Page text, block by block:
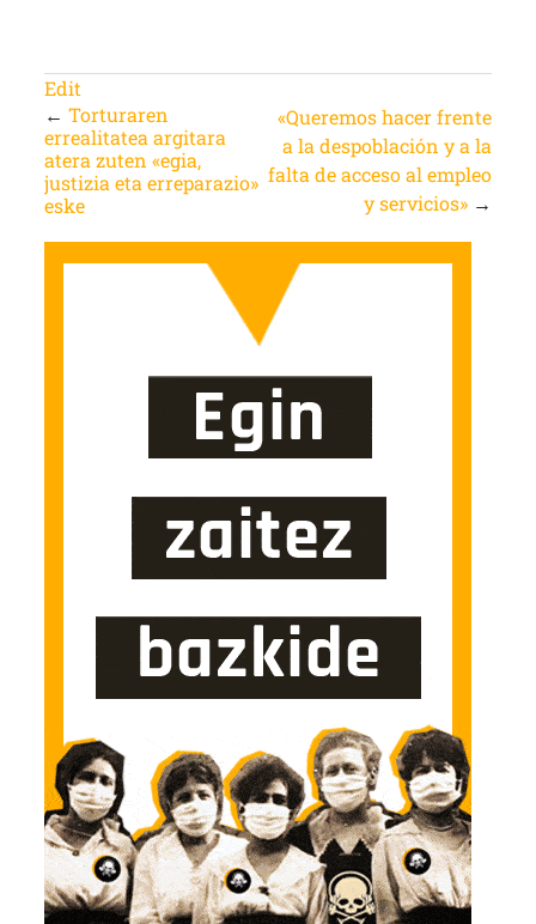
Edit
← Torturaren
errealitatea argitara
atera zuten «egia,
justizia eta erreparazio»
eske
«Queremos hacer frente
a la despoblación y a la
falta de acceso al empleo
y servicios» →